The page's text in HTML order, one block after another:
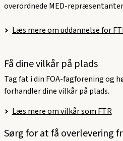
overordnede MED-
Læs mere om uddannelse for
Få dine vilkår på plads
Tag fat i din FOA-fagforening og
forhandler dine vilkår på plads.
Læs mere om vilkår som FTR
Sørg for at få overlevering